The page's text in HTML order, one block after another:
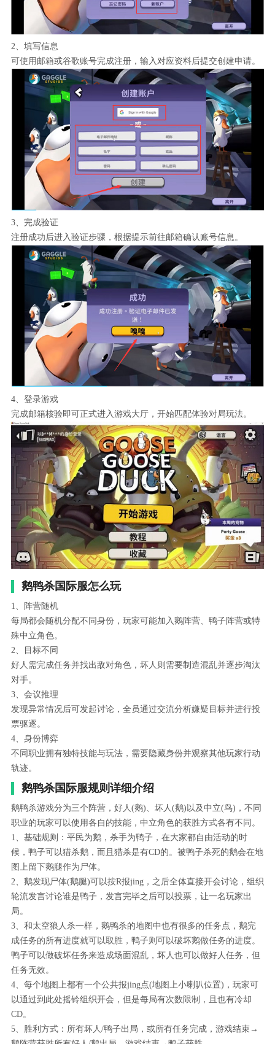
2、填写信息
可使用邮箱或谷歌账号完成注册，输入对应资料后提交创建申请。
3、完成验证
注册成功后进入验证步骤，根据提示前往邮箱确认账号信息。
4、登录游戏
完成邮箱核验即可正式进入游戏大厅，开始匹配体验对局玩法。
鹅鸭杀国际服怎么玩
1、阵营随机
每局都会随机分配不同身份，玩家可能加入鹅阵营、鸭子阵营或特
殊中立角色。
2、目标不同
好人需完成任务并找出敌对角色，坏人则需要制造混乱并逐步淘汰
对手。
3、会议推理
发现异常情况后可发起讨论，全员通过交流分析嫌疑目标并进行投
票驱逐。
4、身份博弈
不同职业拥有独特技能与玩法，需要隐藏身份并观察其他玩家行动
轨迹。
鹅鸭杀国际服规则详细介绍
鹅鸭杀游戏分为三个阵营，好人(鹅)、坏人(鹅)以及中立(鸟)，不同
职业的玩家可以使用各自的技能，中立角色的获胜方式各有不同。
1、基础规则：平民为鹅，杀手为鸭子，在大家都自由活动的时
候，鸭子可以猎杀鹅，而且猎杀是有CD的。被鸭子杀死的鹅会在地
图上留下鹅腿作为尸体。
2、鹅发现尸体(鹅腿)可以按R报jing，之后全体直接开会讨论，组织
轮流发言讨论谁是鸭子，发言完毕之后可以投票，让一名玩家出
局。
3、和太空狼人杀一样，鹅鸭杀的地图中也有很多的任务点，鹅完
成任务的所有进度就可以取胜，鸭子则可以破坏鹅做任务的进度。
鸭子可以做破坏任务来造成场面混乱，坏人也可以做好人任务，但
任务无效。
4、每个地图上都有一个公共报jing点(地图上小喇叭位置)，玩家可
以通过到此处摇铃组织开会，但是每局有次数限制，且也有冷却
CD。
5、胜利方式：所有坏人/鸭子出局，或所有任务完成，游戏结束→